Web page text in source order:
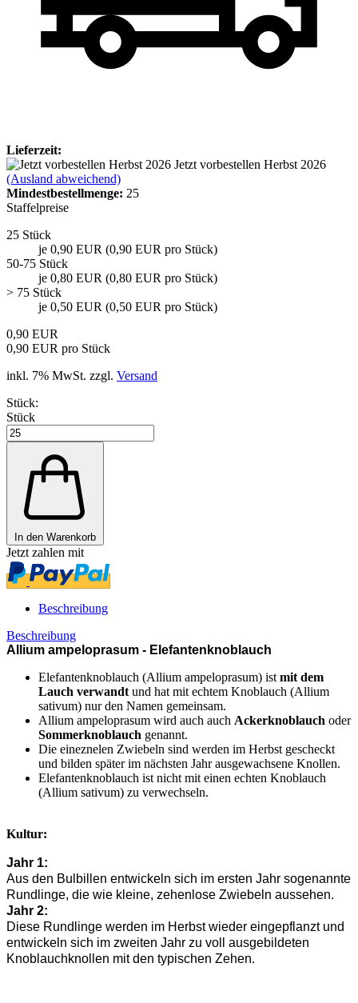
Lieferzeit:
Jetzt vorbestellen Herbst 2026
(Ausland abweichend)
Mindest­bestellmenge: 25
Staffelpreise
25 Stück
je 0,90 EUR (0,90 EUR pro Stück)
50-75 Stück
je 0,80 EUR (0,80 EUR pro Stück)
> 75 Stück
je 0,50 EUR (0,50 EUR pro Stück)
0,90 EUR
0,90 EUR pro Stück
inkl. 7% MwSt. zzgl. Versand
Stück:
Stück
In den Warenkorb
Jetzt zahlen mit
Beschreibung
Beschreibung
Allium ampeloprasum - Elefantenknoblauch
Elefantenknoblauch (Allium ampeloprasum) ist mit dem
Lauch verwandt und hat mit echtem Knoblauch (Allium
sativum) nur den Namen gemeinsam.
Allium ampeloprasum wird auch auch Ackerknoblauch oder
Sommerknoblauch genannt.
Die eineznelen Zwiebeln sind werden im Herbst gescheckt
und bilden später im nächsten Jahr ausgewachsene Knollen.
Elefantenknoblauch ist nicht mit einen echten Knoblauch
(Allium sativum) zu verwechseln.
Kultur:
Jahr 1:
Aus den Bulbillen entwickeln sich im ersten Jahr sogenannte
Rundlinge, die wie kleine, zehenlose Zwiebeln aussehen.
Jahr 2:
Diese Rundlinge werden im Herbst wieder eingepflanzt und
entwickeln sich im zweiten Jahr zu voll ausgebildeten
Knoblauchknollen mit den typischen Zehen.